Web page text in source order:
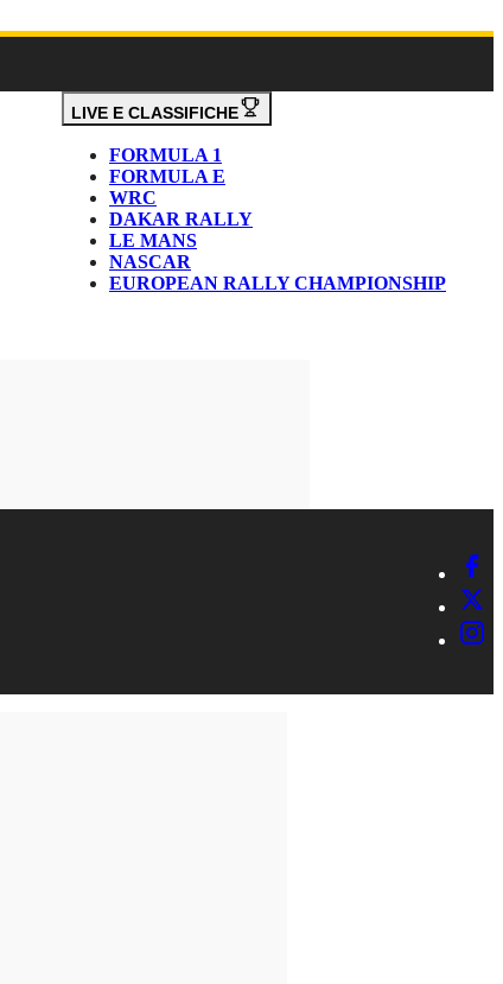
LIVE E CLASSIFICHE
FORMULA 1
FORMULA E
WRC
DAKAR RALLY
LE MANS
NASCAR
EUROPEAN RALLY CHAMPIONSHIP